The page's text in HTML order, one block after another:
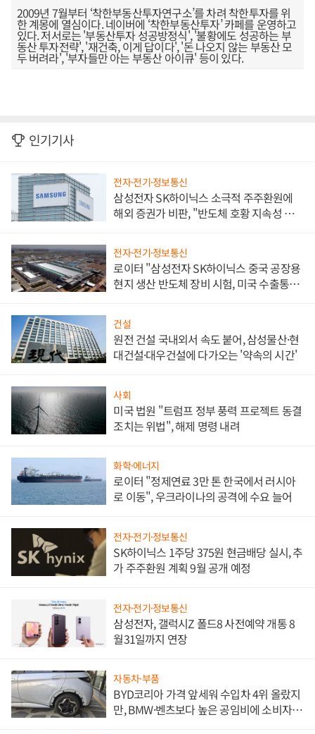
2009년 7월부터 ‘착한부동산투자연구소’를 차려 착한투자를 위
한 계몽에 열심이다. 네이버에 ‘착한부동산투자’ 카페를 운영하고
있다. 저서로는 '부동산투자 성공방정식', '불황에도 성공하는 부
동산 투자전략', '재건축, 이게 답이다', '돈 나오지 않는 부동산 모
두 버려라', '부자들만 아는 부동산 아이큐' 등이 있다.
인기기사
전자·전기·정보통신
삼성전자 SK하이닉스 소극적 주주환원에
해외 증권가 비판, "반도체 호황 지속성 의
전자·전기·정보통신
로이터 "삼성전자 SK하이닉스 중국 공장용
현지 생산 반도체 장비 시험, 미국 수출통제
건설
원전 건설 국내외서 속도 붙어, 삼성물산·현
대건설·대우건설에 다가오는 '약속의 시간'
사회
미국 법원 "트럼프 정부 풍력 프로젝트 동결
조치는 위법", 해제 명령 내려
화학·에너지
로이터 "정제연료 3만 톤 한국에서 러시아
로 이동", 우크라이나의 공격에 수요 늘어
전자·전기·정보통신
SK하이닉스 1주당 375원 현금배당 실시, 추
가 주주환원 계획 9월 공개 예정
전자·전기·정보통신
삼성전자, 갤럭시Z 폴드8 사전예약 개통 8
월31일까지 연장
자동차·부품
BYD코리아 가격 앞세워 수입차 4위 올랐지
만, BMW·벤츠보다 높은 공임비에 소비자